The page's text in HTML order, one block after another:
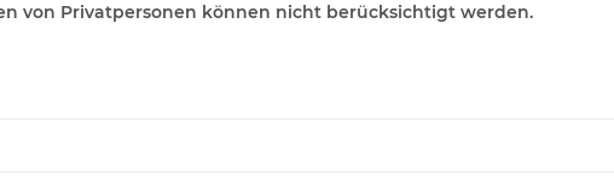
von Privatpersonen können nicht berücksichtigt werden.